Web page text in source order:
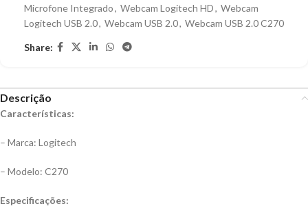
Microfone Integrado, Webcam Logitech HD, Webcam
Logitech USB 2.0, Webcam USB 2.0, Webcam USB 2.0 C270
Share:
Descrição
Características:
– Marca: Logitech
– Modelo: C270
Especificações: